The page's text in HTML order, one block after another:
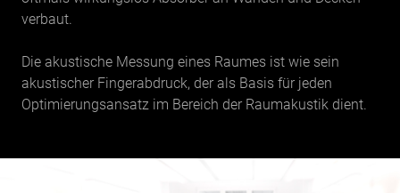
verbaut.
Die akustische Messung eines Raumes ist wie sein
akustischer Fingerabdruck, der als Basis für jeden
Optimierungsansatz im Bereich der Raumakustik dient.